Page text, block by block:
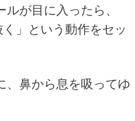
ルが目に入ったら、
」という動作をセッ
、鼻から息を吸ってゆ